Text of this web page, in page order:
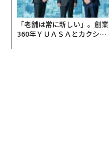
「老舗は常に新しい」。創業
360年ＹＵＡＳＡとカクシン